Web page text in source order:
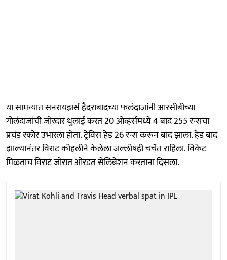
या सामन्यात सनरायझर्स हैदराबादच्या फलंदाजांनी आरसीबीच्या
गोलंदाजांची जोरदार धुलाई करत 20 ओव्हर्समध्ये 4 बाद 255 रन्सचा
प्रचंड स्कोर उभारला होता. ट्रेविस हेड 26 रन्स करून बाद झाला. हेड बाद
झाल्यानंतर विराट कोहलीने केलेला जल्लोषही चर्चेत राहिला. विकेट
मिळताच विराट जोरात ओरडत सेलिब्रेशन करताना दिसला.